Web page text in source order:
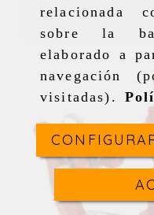
relacionada
sobre la
elaborado a
navegación
visitadas).